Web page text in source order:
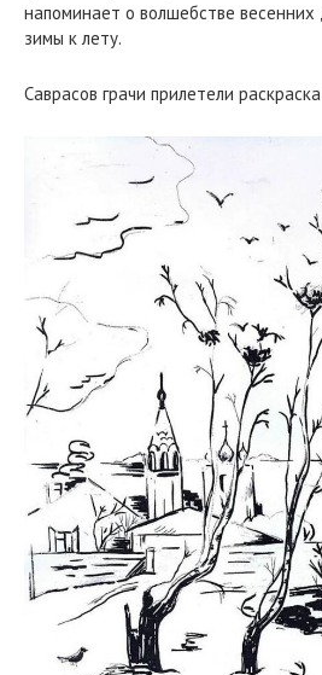
напоминает о волшебстве
зимы к лету.
Саврасов грачи прилетели раскраска